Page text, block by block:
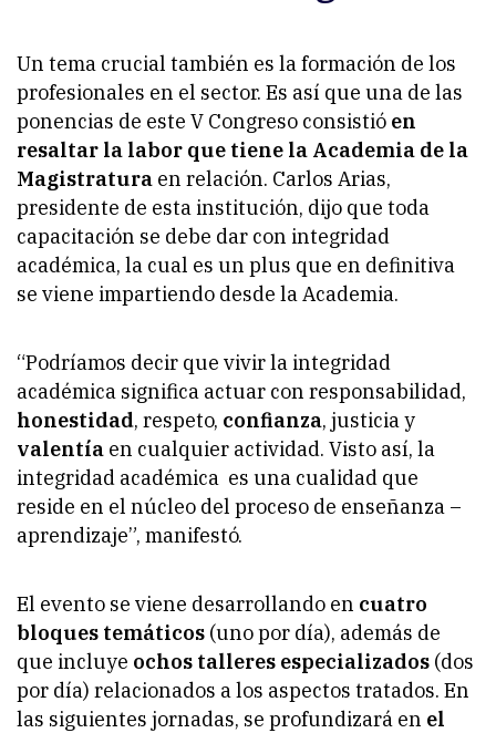
Un tema crucial también es la formación de los
profesionales en el sector. Es así que una de las
ponencias de este V Congreso consistió en
resaltar la labor que tiene la Academia de la
Magistratura en relación. Carlos Arias,
presidente de esta institución, dijo que toda
capacitación se debe dar con integridad
académica, la cual es un plus que en definitiva
se viene impartiendo desde la Academia.
“Podríamos decir que vivir la integridad
académica significa actuar con responsabilidad,
honestidad, respeto, confianza, justicia y
valentía en cualquier actividad. Visto así, la
integridad académica es una cualidad que
reside en el núcleo del proceso de enseñanza –
aprendizaje”, manifestó.
El evento se viene desarrollando en cuatro
bloques temáticos (uno por día), además de
que incluye ochos talleres especializados (dos
por día) relacionados a los aspectos tratados. En
las siguientes jornadas, se profundizará en el